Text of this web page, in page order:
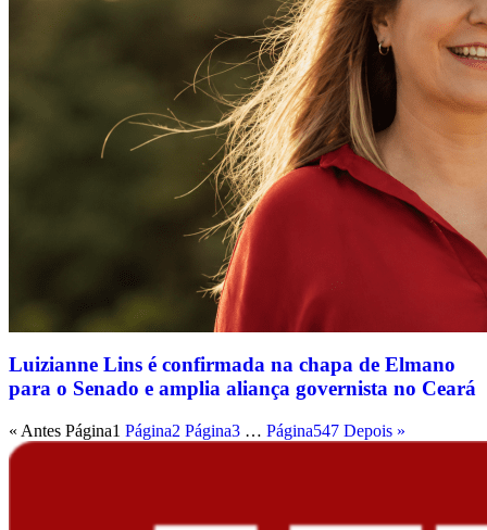
Luizianne Lins é confirmada na chapa de Elmano
para o Senado e amplia aliança governista no Ceará
« Antes Página1 Página2 Página3 … Página547 Depois »